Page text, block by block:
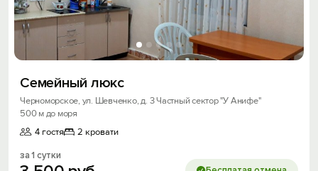
Семейный люкс
Черноморское, ул. Шевченко, д. 3 Частный сектор "У Анифе"
500 м до моря
4 гостя
2 кровати
за 1 сутки